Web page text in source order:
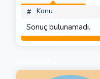
# Konu
Sonuç bulunamadı.